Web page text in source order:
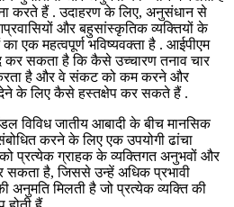
करते हैं . उदाहरण के लिए, अनुसंधान से
और बहुसांस्कृतिक व्यक्तियों के
एक महत्वपूर्ण भविष्यवक्ता है . आईपीएम
सकता है कि कैसे उच्चारण तनाव चार
है और वे संकट को कम करने और
देने के लिए कैसे हस्तक्षेप कर सकते हैं .
विविध जातीय आबादी के बीच मानसिक
करने के लिए एक उपयोगी ढांचा
प्रत्येक ग्राहक के व्यक्तिगत अनुभवों और
सकता है, जिससे उन्हें अधिक प्रभावी
अनुमति मिलती है जो प्रत्येक व्यक्ति की